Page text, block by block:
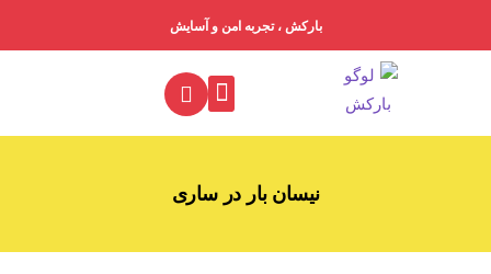
بارکش ، تجربه امن و آسایش
نیسان بار در ساری